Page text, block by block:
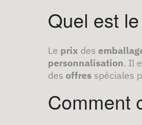
Quel est
Le prix des
personnalisation. Il
des offres spéciales
Comment